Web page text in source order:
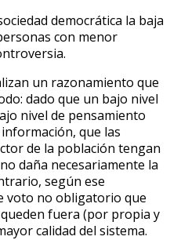
democrática la baja
con menor
un razonamiento que
dado que un bajo nivel
nivel de pensamiento
que las
de la población tengan
daña necesariamente la
según ese
voto no obligatorio que
fuera (por propia y
calidad del sistema.